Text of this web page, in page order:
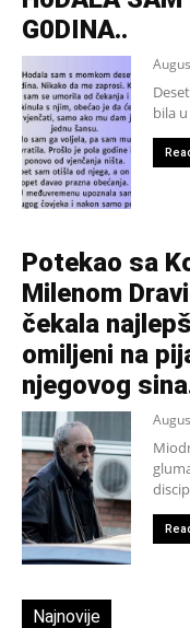
G0DINA..
bila
Potekao sa
Milenom
čekala
omiljeni na
njegovog
Najnovije